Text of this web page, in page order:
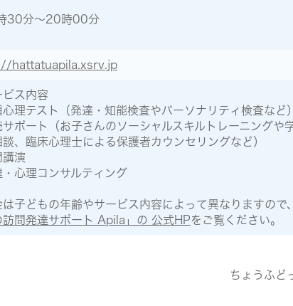
30分～20時00分
hattatuapila.xsrv.jp
ス内容
理テスト（発達・知能検査やパーソナリティ検査など
ポート（お子さんのソーシャルスキルトレーニングや
、臨床心理士による保護者カウンセリングなど）
演
心理コンサルティング
子どもの年齢やサービス内容によって異なりますので、
訪問発達サポート Apila」の 公式HPをご覧ください。
ちょうふど